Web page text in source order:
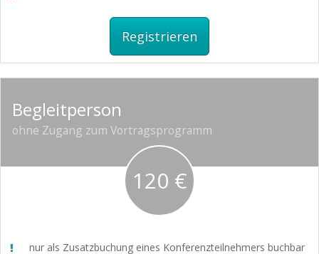
Registrieren
Begleitperson
ohne Zugang zum Vortragsprogramm
120 €
nur als Zusatzbuchung eines Konferenzteilnehmers buchbar